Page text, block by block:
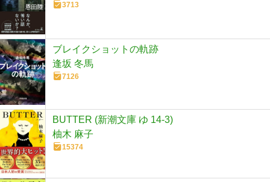
3713
ブレイクショットの軌跡
逢坂 冬馬
7126
BUTTER (新潮文庫 ゆ 14-3)
柚木 麻子
15374